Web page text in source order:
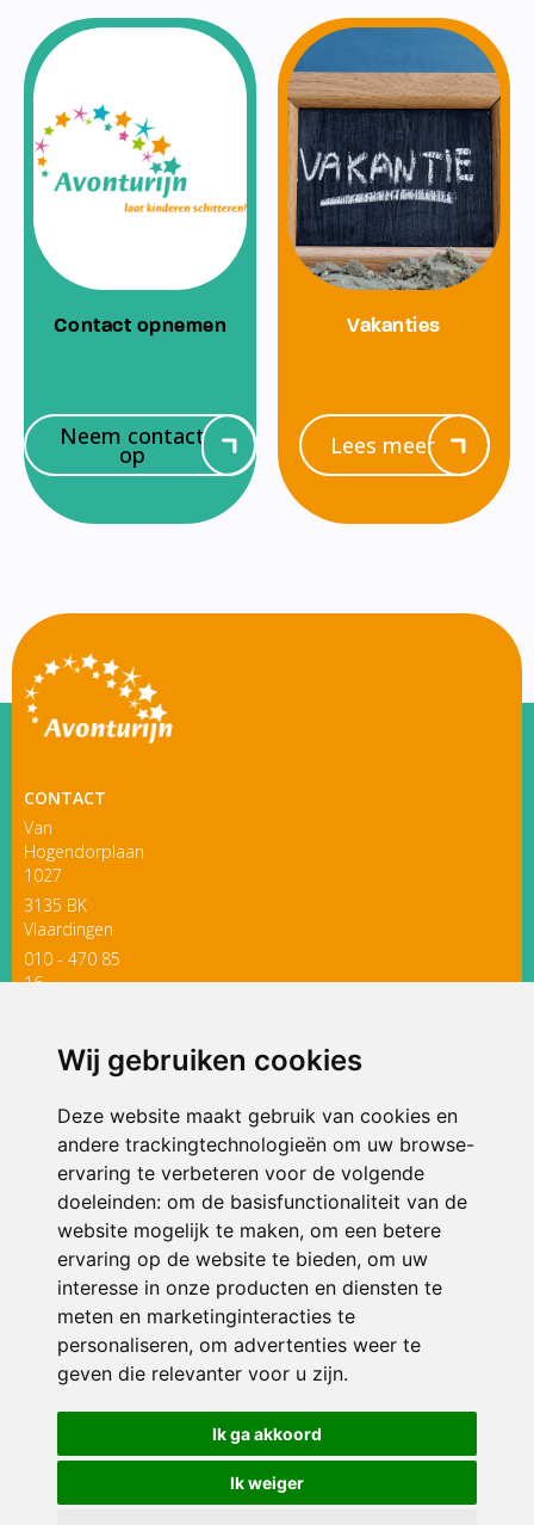
Wij gebruiken cookies
Deze website maakt gebruik van cookies en
andere trackingtechnologieën om uw browse-
ervaring te verbeteren voor de volgende
doeleinden: om de basisfunctionaliteit van de
website mogelijk te maken, om een betere
ervaring op de website te bieden, om uw
interesse in onze producten en diensten te
meten en marketinginteracties te
personaliseren, om advertenties weer te
geven die relevanter voor u zijn.
Ik ga akkoord
Ik weiger
Contact opnemen
Neem contact
op
Vakanties
Lees meer
CONTACT
Van
Hogendorplaan
1027
3135 BK
Vlaardingen
010 - 470 85
16
ONDERDEEL VAN
© 2026 Avonturijn | Alle rechten voorbehouden
Privacy policy|Disclaimer| Klachtenregeling|RSIN en Anbi
voorkeuren
Crealisatie The MindOffice